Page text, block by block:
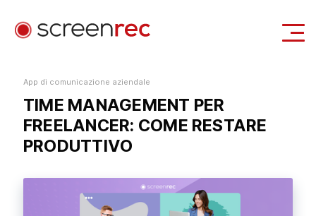
Accedi Scarica Gratis
App di comunicazione aziendale
TIME MANAGEMENT PER
FREELANCER: COME RESTARE
PRODUTTIVO